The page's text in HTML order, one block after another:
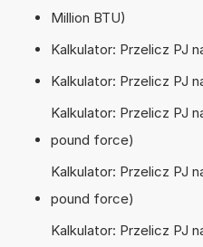
Million BTU)
Kalkulator: Przelicz PJ
Kalkulator: Przelicz PJ
Kalkulator: Przelicz PJ
pound force)
Kalkulator: Przelicz PJ
pound force)
Kalkulator: Przelicz PJ